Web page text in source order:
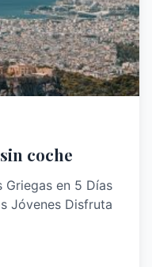
coche
Griegas en 5 Días
Jóvenes Disfruta